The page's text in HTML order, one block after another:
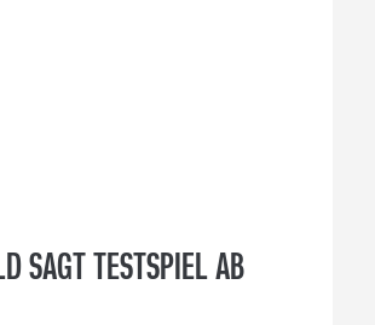
SAGT TESTSPIEL AB